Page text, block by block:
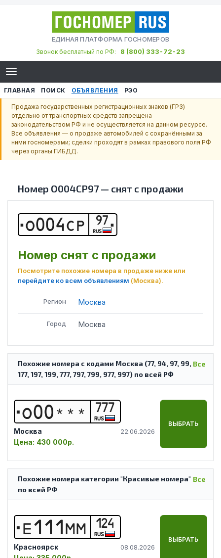
ЕДИНАЯ ПЛАТФОРМА ГОСНОМЕРОВ
Звонок бесплатный по РФ:
8 (800) 333-72-23
ГЛАВНАЯ ПОИСК ОБЪЯВЛЕНИЯ РЭО
Продажа государственных регистрационных знаков (ГРЗ)
отдельно от транспортных средств запрещена
законодательством РФ и не осуществляется на данном ресурсе.
Все объявления — о продаже автомобилей с сохранёнными за
ними госномерами; сделки проходят в рамках правового поля РФ
через органы ГИБДД.
Номер О004СР97— снят с продажи
О004С Р 97
RUS
Номер снят с продажи
Посмотрите похожие номера в продаже ниже или
перейдите ко всем объявлениям (Москва).
Регион Москва
Город Москва
Все
Похожие номера с кодами Москва (77, 94, 97, 99,
177, 197, 199, 777, 797, 799, 977, 997) по всей РФ
О00 * * * 777
RUS
Москва 22.06.2026
Цена: 430 000р.
ВЫБРАТЬ
Все
Похожие номера категории "Красивые номера"
по всей РФ
Е1 1 1 ММ 124
RUS
Красноярск 08.08.2026
ВЫБРАТЬ